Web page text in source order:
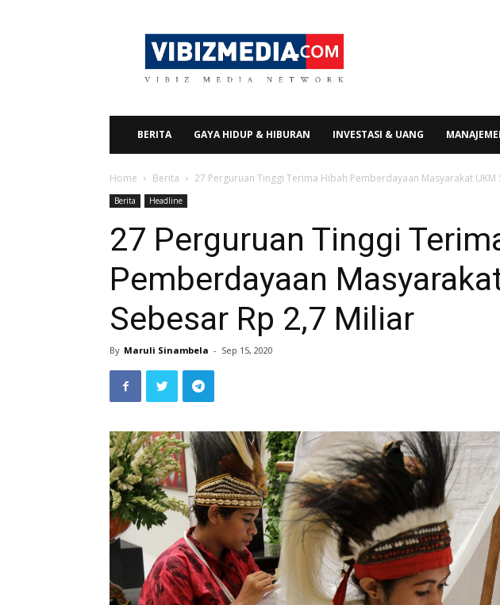
Vibizmedia.com
BERITA GAYA HIDUP & HIBURAN INVESTASI & UANG
Home Berita 27 Perguruan Tinggi Terima Hibah Pemberdayaan Masyarakat UKM
Berita Headline
27 Perguruan Tinggi
Pemberdayaan
Sebesar Rp 2,7 Miliar
By Maruli Sinambela - Sep 15, 2020